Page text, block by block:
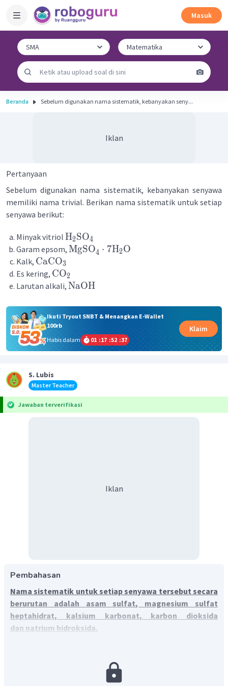
Masuk
Beranda Sebelum digunakan nama sistematik, kebanyakan seny...
Iklan
Pertanyaan
Sebelum digunakan nama sistematik, kebanyakan senyawa
memiliki nama trivial. Berikan nama sistematik untuk setiap
senyawa berikut:
Minyak vitriol H2SO4
Garam epsom, MgSO4 ⋅ 7H2O
Kalk, CaCO3
Es kering, CO2
Larutan alkali, NaOH
Ikuti Tryout SNBT & Menangkan E-Wallet
100rb
Habis dalam
01 :17 :52 :37
Klaim
S. Lubis
Master Teacher
Jawaban terverifikasi
Iklan
Pembahasan
Nama sistematik untuk setiap senyawa tersebut secara
berurutan adalah asam sulfat, magnesium sulfat
heptahidrat, kalsium karbonat, karbon dioksida
dan natrium hidroksida.
oleh IUPAC atau nama yang diberikan untuk memudahkan
penyebutan. Nama ini biasanya yang diketahui dalam